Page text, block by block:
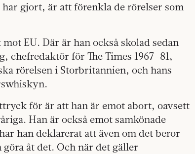
gjort, är att förenkla de rörelser som
EU. Där är han också skolad sedan
chefredaktör för The Times 1967–81,
rörelsen i Storbritannien, och hans
för är att han är emot abort, oavsett
Han är också emot samkönade
han deklarerat att även om det beror
åt det. Och när det gäller